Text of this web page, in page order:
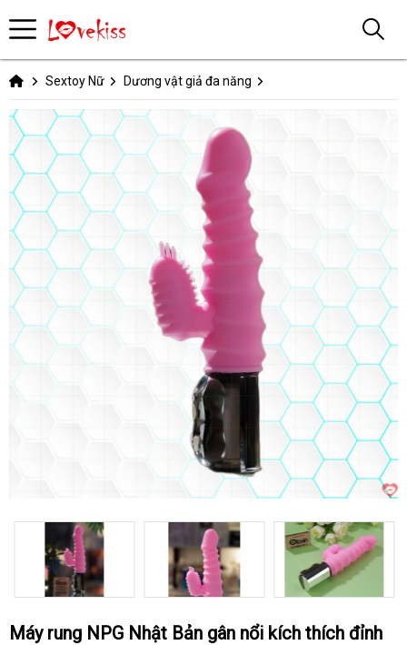
Sextoy Nữ Dương vật giả đa năng
Máy rung NPG Nhật Bản gân nổi kích thích đỉnh